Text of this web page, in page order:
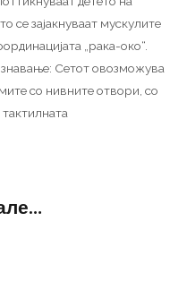
се зајакнуваат мускулите
„рака-око“.
Сетот овозможува
со нивните отвори, со